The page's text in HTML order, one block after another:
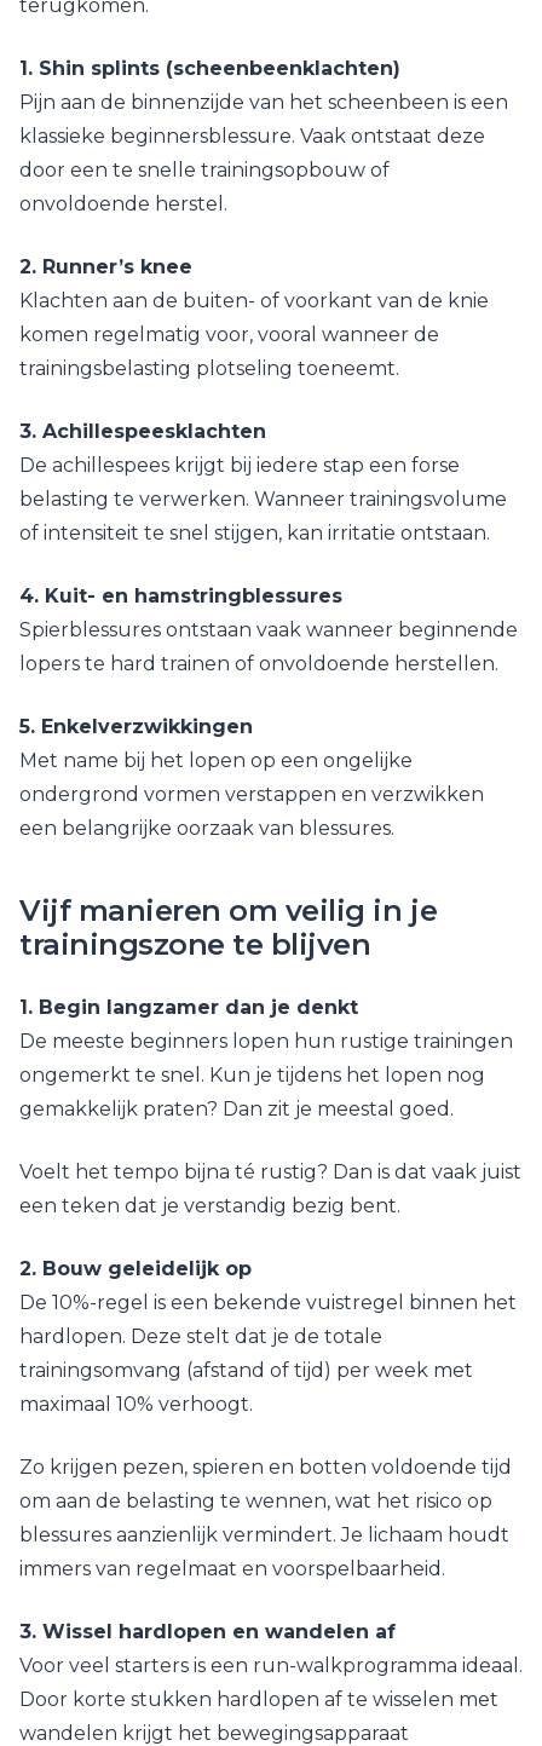
terugkomen.
1. Shin splints (scheenbeenklachten)
Pijn aan de binnenzijde van het scheenbeen is een
klassieke beginnersblessure. Vaak ontstaat deze
door een te snelle trainingsopbouw of
onvoldoende herstel.
2. Runner’s knee
Klachten aan de buiten- of voorkant van de knie
komen regelmatig voor, vooral wanneer de
trainingsbelasting plotseling toeneemt.
3. Achillespeesklachten
De achillespees krijgt bij iedere stap een forse
belasting te verwerken. Wanneer trainingsvolume
of intensiteit te snel stijgen, kan irritatie ontstaan.
4. Kuit- en hamstringblessures
Spierblessures ontstaan vaak wanneer beginnende
lopers te hard trainen of onvoldoende herstellen.
5. Enkelverzwikkingen
Met name bij het lopen op een ongelijke
ondergrond vormen verstappen en verzwikken
een belangrijke oorzaak van blessures.
Vijf manieren om veilig in je
trainingszone te blijven
1. Begin langzamer dan je denkt
De meeste beginners lopen hun rustige trainingen
ongemerkt te snel. Kun je tijdens het lopen nog
gemakkelijk praten? Dan zit je meestal goed.
Voelt het tempo bijna té rustig? Dan is dat vaak juist
een teken dat je verstandig bezig bent.
2. Bouw geleidelijk op
De 10%-regel is een bekende vuistregel binnen het
hardlopen. Deze stelt dat je de totale
trainingsomvang (afstand of tijd) per week met
maximaal 10% verhoogt.
Zo krijgen pezen, spieren en botten voldoende tijd
om aan de belasting te wennen, wat het risico op
blessures aanzienlijk vermindert. Je lichaam houdt
immers van regelmaat en voorspelbaarheid.
3. Wissel hardlopen en wandelen af
Voor veel starters is een run-walkprogramma ideaal.
Door korte stukken hardlopen af te wisselen met
wandelen krijgt het bewegingsapparaat